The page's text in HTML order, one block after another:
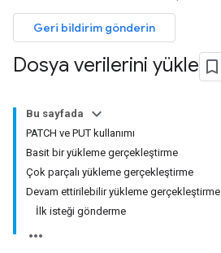
Geri bildirim gönderin
Dosya verilerini yükle
Bu sayfada
PATCH ve PUT kullanımı
Basit bir yükleme gerçekleştirme
Çok parçalı yükleme gerçekleştirme
Devam ettirilebilir yükleme gerçekleştirme
İlk isteği gönderme